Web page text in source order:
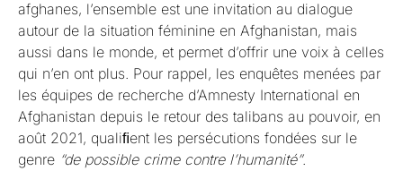
afghanes, l’ensemble est une invitation au dialogue
autour de la situation féminine en Afghanistan, mais
aussi dans le monde, et permet d’offrir une voix à celles
qui n’en ont plus. Pour rappel, les enquêtes menées par
les équipes de recherche d’Amnesty International en
Afghanistan depuis le retour des talibans au pouvoir, en
août 2021, qualiﬁent les persécutions fondées sur le
genre “de possible crime contre l’humanité”.